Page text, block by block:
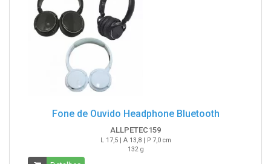
Fone de Ouvido Headphone Bluetooth
ALLPETEC159
L 17,5 | A 13,8 | P 7,0 cm
132 g